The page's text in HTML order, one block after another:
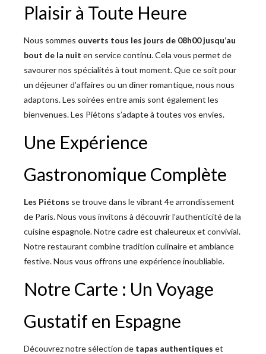
Plaisir à Toute Heure
Nous sommes ouverts tous les jours de 08h00 jusqu’au
bout de la nuit en service continu. Cela vous permet de
savourer nos spécialités à tout moment. Que ce soit pour
un déjeuner d’affaires ou un dîner romantique, nous nous
adaptons. Les soirées entre amis sont également les
bienvenues. Les Piétons s’adapte à toutes vos envies.
Une Expérience
Gastronomique Complète
Les Piétons se trouve dans le vibrant 4e arrondissement
de Paris. Nous vous invitons à découvrir l’authenticité de la
cuisine espagnole. Notre cadre est chaleureux et convivial.
Notre restaurant combine tradition culinaire et ambiance
festive. Nous vous offrons une expérience inoubliable.
Notre Carte : Un Voyage
Gustatif en Espagne
Découvrez notre sélection de tapas authentiques et